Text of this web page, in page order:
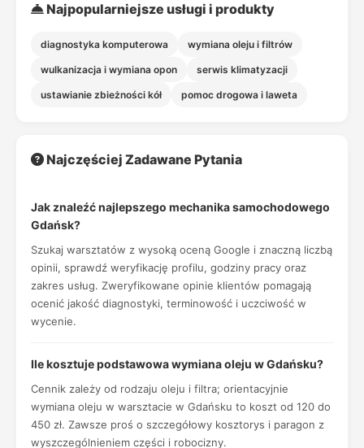
Najpopularniejsze usługi i produkty
diagnostyka komputerowa wymiana oleju i filtrów
wulkanizacja i wymiana opon serwis klimatyzacji
ustawianie zbieżności kół pomoc drogowa i laweta
Najczęściej Zadawane Pytania
Jak znaleźć najlepszego mechanika samochodowego
Gdańsk?
Szukaj warsztatów z wysoką oceną Google i znaczną liczbą
opinii, sprawdź weryfikację profilu, godziny pracy oraz
zakres usług. Zweryfikowane opinie klientów pomagają
ocenić jakość diagnostyki, terminowość i uczciwość w
wycenie.
Ile kosztuje podstawowa wymiana oleju w Gdańsku?
Cennik zależy od rodzaju oleju i filtra; orientacyjnie
wymiana oleju w warsztacie w Gdańsku to koszt od 120 do
450 zł. Zawsze proś o szczegółowy kosztorys i paragon z
wyszczególnieniem części i robocizny.